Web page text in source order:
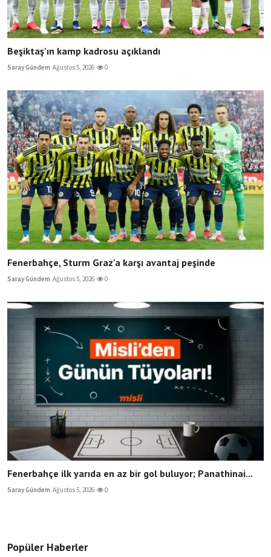
Beşiktaş'ın kamp kadrosu açıklandı
Saray Gündem Ağustos 5, 2026 0
Fenerbahçe, Sturm Graz'a karşı avantaj peşinde
Saray Gündem Ağustos 5, 2026 0
Fenerbahçe ilk yarıda en az bir gol buluyor; Panathinai...
Saray Gündem Ağustos 5, 2026 0
Popüler Haberler